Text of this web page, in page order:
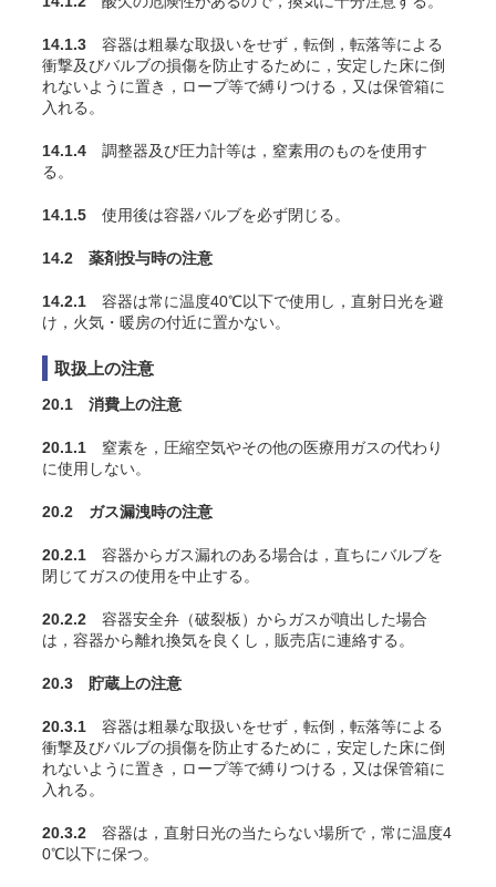
14.1.3 容器は粗暴な取扱いをせず，転倒，転落等による
衝撃及びバルブの損傷を防止するために，安定した床に倒
れないように置き，ロープ等で縛りつける，又は保管箱に
入れる。
14.1.4 調整器及び圧力計等は，窒素用のものを使用す
る。
14.1.5 使用後は容器バルブを必ず閉じる。
14.2 薬剤投与時の注意
14.2.1 容器は常に温度40℃以下で使用し，直射日光を避
け，火気・暖房の付近に置かない。
取扱上の注意
20.1 消費上の注意
20.1.1 窒素を，圧縮空気やその他の医療用ガスの代わり
に使用しない。
20.2 ガス漏洩時の注意
20.2.1 容器からガス漏れのある場合は，直ちにバルブを
閉じてガスの使用を中止する。
20.2.2 容器安全弁（破裂板）からガスが噴出した場合
は，容器から離れ換気を良くし，販売店に連絡する。
20.3 貯蔵上の注意
20.3.1 容器は粗暴な取扱いをせず，転倒，転落等による
衝撃及びバルブの損傷を防止するために，安定した床に倒
れないように置き，ロープ等で縛りつける，又は保管箱に
入れる。
20.3.2 容器は，直射日光の当たらない場所で，常に温度4
0℃以下に保つ。